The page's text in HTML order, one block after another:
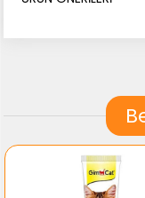
• Kedi ve köpekler için
Kullanımı / Tüketim
mamasına
• Çocukların
• Dondurulmamalıdır.